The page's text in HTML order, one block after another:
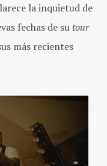
la inquietud de
fechas de su tour
más recientes